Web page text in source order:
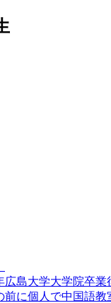
広島大学大学院卒
に個人で中国語教